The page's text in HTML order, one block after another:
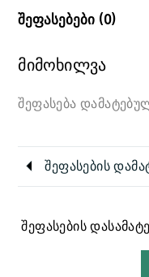
შეფასებები (0)
მიმოხილვა
შეფასება
შეფასების
შეფასების